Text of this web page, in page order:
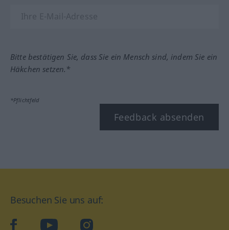
Bitte bestätigen Sie, dass Sie ein Mensch sind, indem Sie ein
Häkchen setzen.*
*Pflichtfeld
Feedback absenden
Besuchen Sie uns auf:
facebookYouTube Instagram